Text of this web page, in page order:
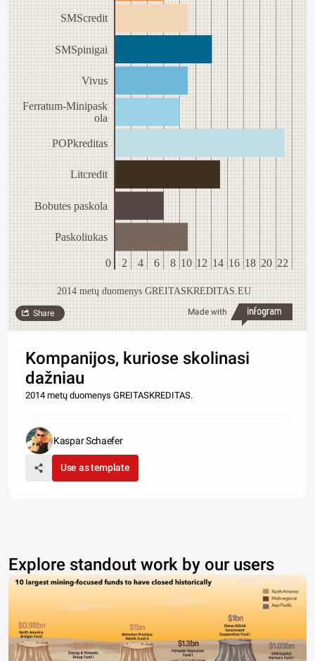
SMScredit
SMSpinigai
Vivus
Ferratum-Minipask
ola
POPkreditas
Litcredit
Bobutes paskola
Paskoliukas
0 2 4 6 8 10 12 14 16 18 20 22
2014 metų duomenys GREITASKREDITAS.EU
Made with
Share
Kompanijos, kuriose skolinasi
dažniau
2014 metų duomenys GREITASKREDITAS.
Kaspar Schaefer
Use as template
Explore standout work by our users